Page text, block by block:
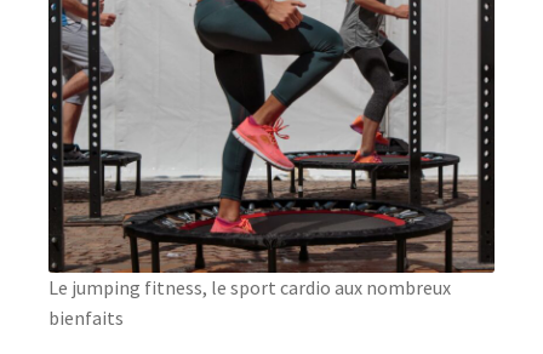
Le jumping fitness, le sport cardio aux nombreux
bienfaits